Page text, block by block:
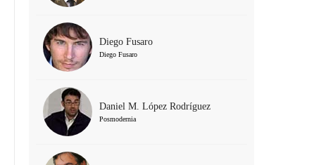
Diego Fusaro
Diego Fusaro
Daniel M. López Rodríguez
Posmodernia